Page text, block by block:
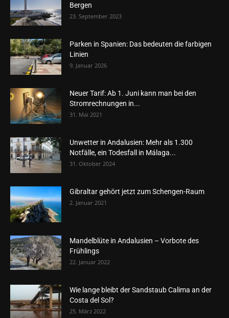
Bergen
23. September 2023
Parken in Spanien: Das bedeuten die farbigen
Linien
9. Januar 2026
Neuer Tarif: Ab 1. Juni kann man bei den
Stromrechnungen in...
31. Mai 2021
Unwetter in Andalusien: Mehr als 1.300
Notfälle, ein Todesfall in Málaga...
31. Oktober 2024
Gibraltar gehört jetzt zum Schengen-Raum
2. Januar 2021
Mandelblüte in Andalusien – Vorbote des
Frühlings
22. Januar 2022
Wie lange bleibt der Sandstaub Calima an der
Costa del Sol?
25. März 2022